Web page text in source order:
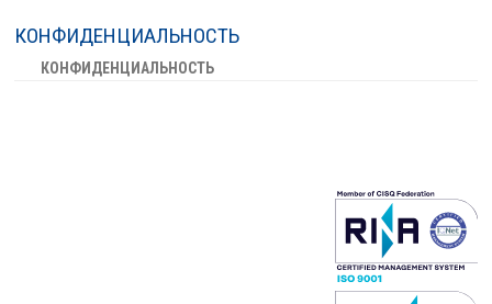
КОНФИДЕНЦИАЛЬНОСТЬ
КОНФИДЕНЦИАЛЬНОСТЬ